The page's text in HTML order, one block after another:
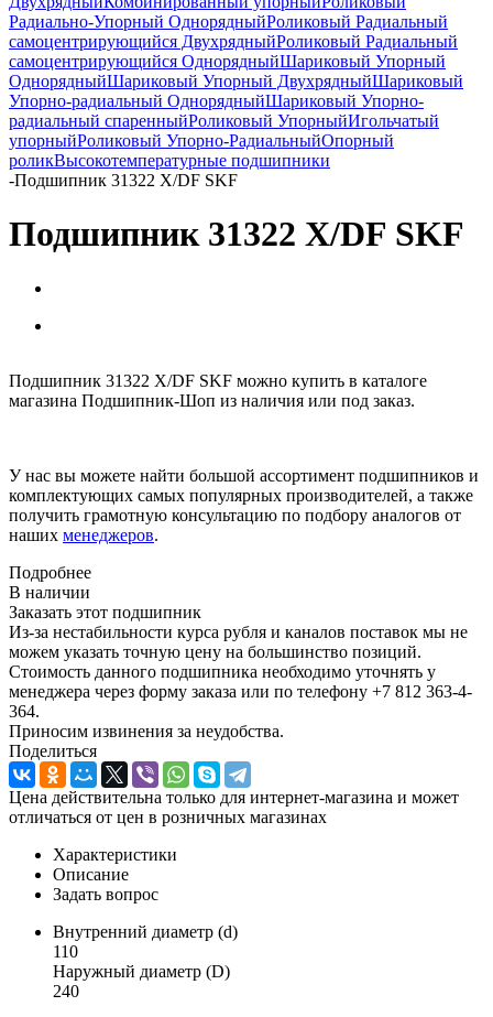
Радиально-Упорный ОднорядныйРоликовый Радиальный
самоцентрирующийся ДвухрядныйРоликовый Радиальный
самоцентрирующийся ОднорядныйШариковый Упорный
ОднорядныйШариковый Упорный ДвухрядныйШариковый
Упорно-радиальный ОднорядныйШариковый Упорно-
радиальный спаренныйРоликовый УпорныйИгольчатый
упорныйРоликовый Упорно-РадиальныйОпорный
роликВысокотемпературные подшипники
-Подшипник 31322 X/DF SKF
Подшипник 31322 X/DF SKF
Подшипник 31322 X/DF SKF можно купить в каталоге
магазина Подшипник-Шоп из наличия или под заказ.
У нас вы можете найти большой ассортимент подшипников и
комплектующих самых популярных производителей, а также
получить грамотную консультацию по подбору аналогов от
наших менеджеров.
Подробнее
В наличии
Заказать этот подшипник
Из-за нестабильности курса рубля и каналов поставок мы не
можем указать точную цену на большинство позиций.
Стоимость данного подшипника необходимо уточнять у
менеджера через форму заказа или по телефону +7 812 363-4-
364.
Приносим извинения за неудобства.
Поделиться
Цена действительна только для интернет-магазина и может
отличаться от цен в розничных магазинах
Характеристики
Описание
Задать вопрос
Внутренний диаметр (d)
110
Наружный диаметр (D)
240